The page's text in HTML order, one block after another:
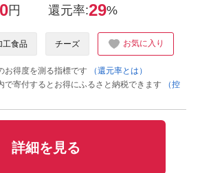
円 還元率:29%
工食品 チーズ お気に入り
得度を測る指標です
（還元率とは）
寄付するとお得にふるさと納税できます
（控
詳細を見る